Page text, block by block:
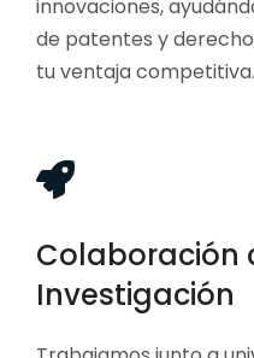
innovaciones,
de patentes y
tu ventaja competitiva.
Colaboración
Investigación